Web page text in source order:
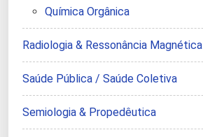
Química Orgânica
Radiologia & Ressonância Magnética
Saúde Pública / Saúde Coletiva
Semiologia & Propedêutica